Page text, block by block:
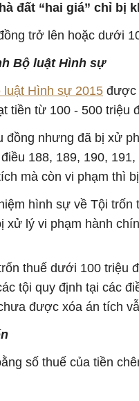
đất “hai giá” chỉ bị
trở lên hoặc dưới
Bộ luật Hình sự
luật Hình sự 2015 được
tiền từ 100 - 500 triệu
nhưng đã bị xử
188, 189, 190,
mà còn vi phạm thì
hình sự về Tội
xử lý vi phạm hành
thuế dưới 100 triệu
tội quy định tại các
được xóa án tích
số thuế của tiền